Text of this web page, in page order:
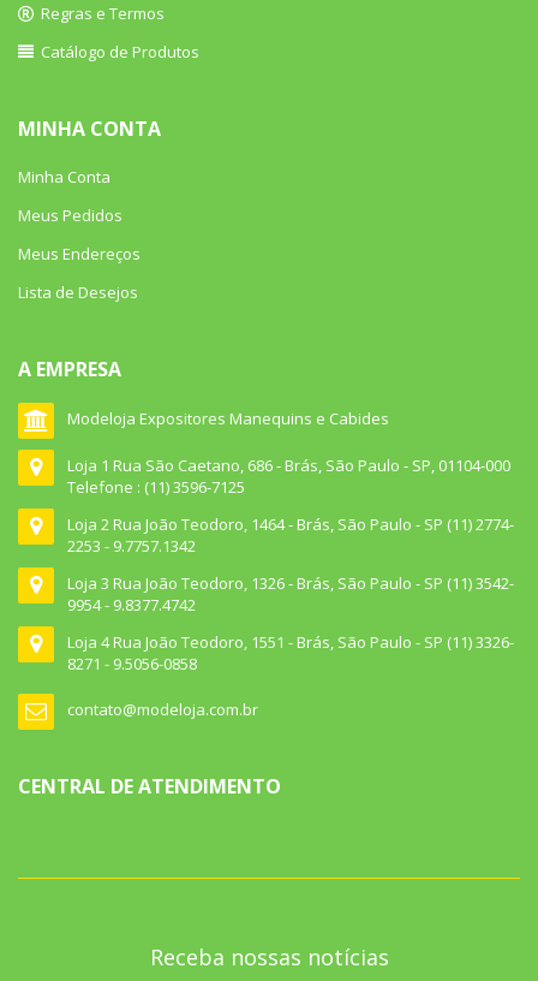
Regras e Termos
Catálogo de Produtos
MINHA CONTA
Minha Conta
Meus Pedidos
Meus Endereços
Lista de Desejos
A EMPRESA
Modeloja Expositores Manequins e Cabides
Loja 1 Rua São Caetano, 686 - Brás, São Paulo - SP, 01104-000
Telefone : (11) 3596-7125
Loja 2 Rua João Teodoro, 1464 - Brás, São Paulo - SP (11) 2774-
2253 - 9.7757.1342
Loja 3 Rua João Teodoro, 1326 - Brás, São Paulo - SP (11) 3542-
9954 - 9.8377.4742
Loja 4 Rua João Teodoro, 1551 - Brás, São Paulo - SP (11) 3326-
8271 - 9.5056-0858
contato@modeloja.com.br
CENTRAL DE ATENDIMENTO
Receba nossas notícias